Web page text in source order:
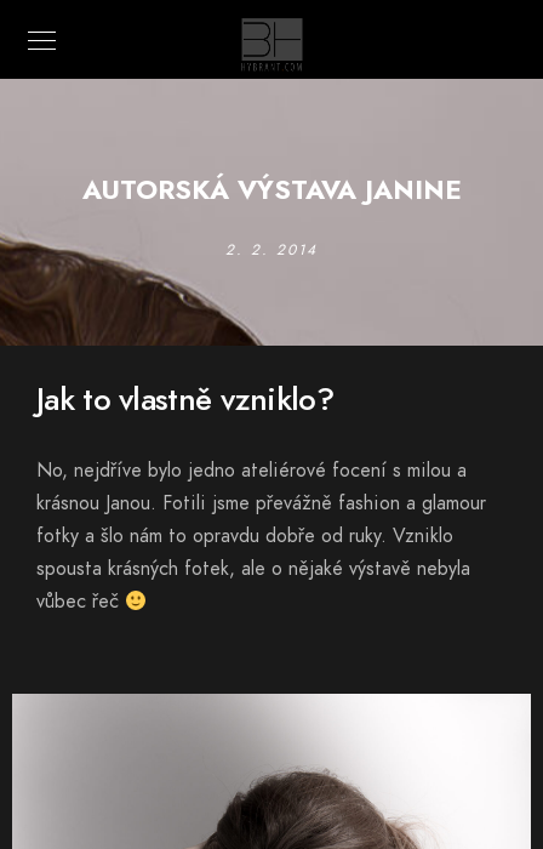
AUTORSKÁ VÝSTAVA JANINE
2. 2. 2014
Jak to vlastně vzniklo?
No, nejdříve bylo jedno ateliérové focení s milou a
krásnou Janou. Fotili jsme převážně fashion a glamour
fotky a šlo nám to opravdu dobře od ruky. Vzniklo
spousta krásných fotek, ale o nějaké výstavě nebyla
vůbec řeč